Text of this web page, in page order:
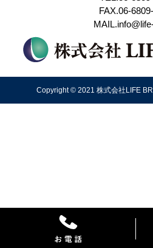
FAX.06-
Copyright © 2021 株式会社LIFE